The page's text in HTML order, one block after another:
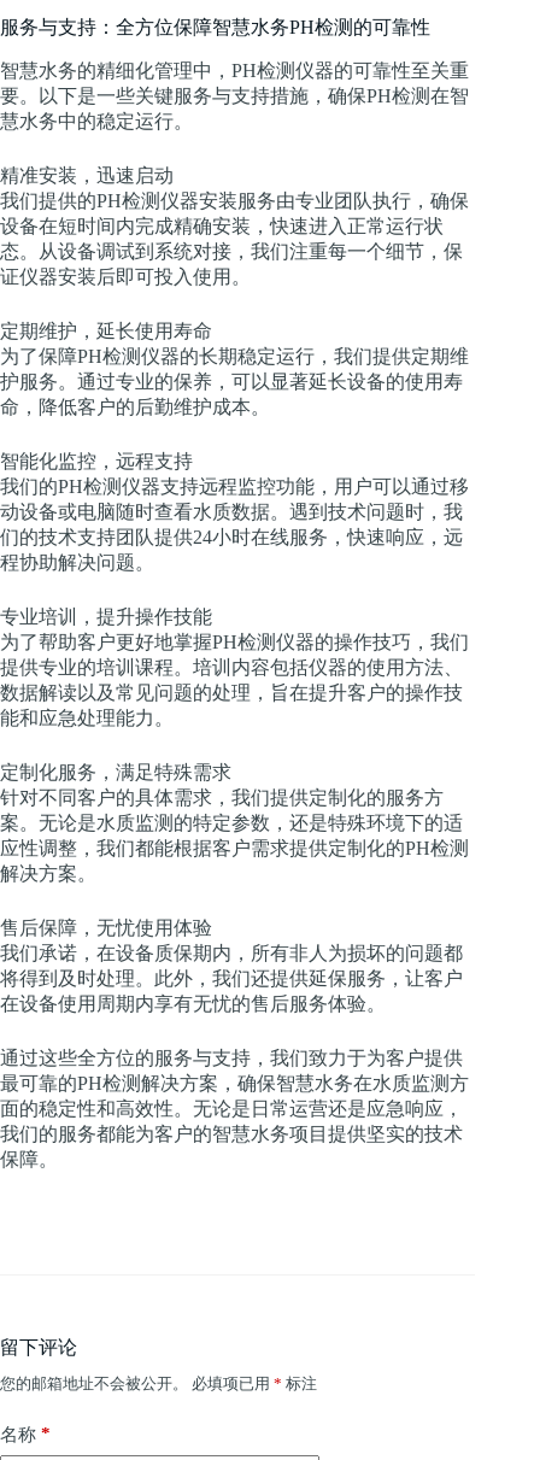
服务与支持：全方位保障智慧水务PH检测的可靠性
智慧水务的精细化管理中，PH检测仪器的可靠性至关重
要。以下是一些关键服务与支持措施，确保PH检测在智
慧水务中的稳定运行。
精准安装，迅速启动
我们提供的PH检测仪器安装服务由专业团队执行，确保
设备在短时间内完成精确安装，快速进入正常运行状
态。从设备调试到系统对接，我们注重每一个细节，保
证仪器安装后即可投入使用。
定期维护，延长使用寿命
为了保障PH检测仪器的长期稳定运行，我们提供定期维
护服务。通过专业的保养，可以显著延长设备的使用寿
命，降低客户的后勤维护成本。
智能化监控，远程支持
我们的PH检测仪器支持远程监控功能，用户可以通过移
动设备或电脑随时查看水质数据。遇到技术问题时，我
们的技术支持团队提供24小时在线服务，快速响应，远
程协助解决问题。
专业培训，提升操作技能
为了帮助客户更好地掌握PH检测仪器的操作技巧，我们
提供专业的培训课程。培训内容包括仪器的使用方法、
数据解读以及常见问题的处理，旨在提升客户的操作技
能和应急处理能力。
定制化服务，满足特殊需求
针对不同客户的具体需求，我们提供定制化的服务方
案。无论是水质监测的特定参数，还是特殊环境下的适
应性调整，我们都能根据客户需求提供定制化的PH检测
解决方案。
售后保障，无忧使用体验
我们承诺，在设备质保期内，所有非人为损坏的问题都
将得到及时处理。此外，我们还提供延保服务，让客户
在设备使用周期内享有无忧的售后服务体验。
通过这些全方位的服务与支持，我们致力于为客户提供
最可靠的PH检测解决方案，确保智慧水务在水质监测方
面的稳定性和高效性。无论是日常运营还是应急响应，
我们的服务都能为客户的智慧水务项目提供坚实的技术
保障。
留下评论
您的邮箱地址不会被公开。 必填项已用 * 标注
名称 *